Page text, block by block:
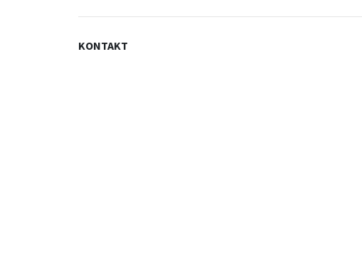
KONTAKT